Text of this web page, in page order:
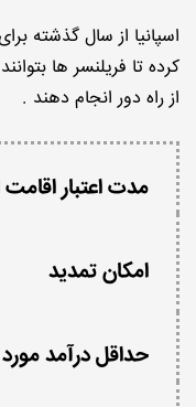
اسپانیا از سال گذشته
کرده تا فریلنسر ها
از راه دور انجام دهند .
مدت اعتبار اقامت
امکان تمدید
حداقل درآمد مورد